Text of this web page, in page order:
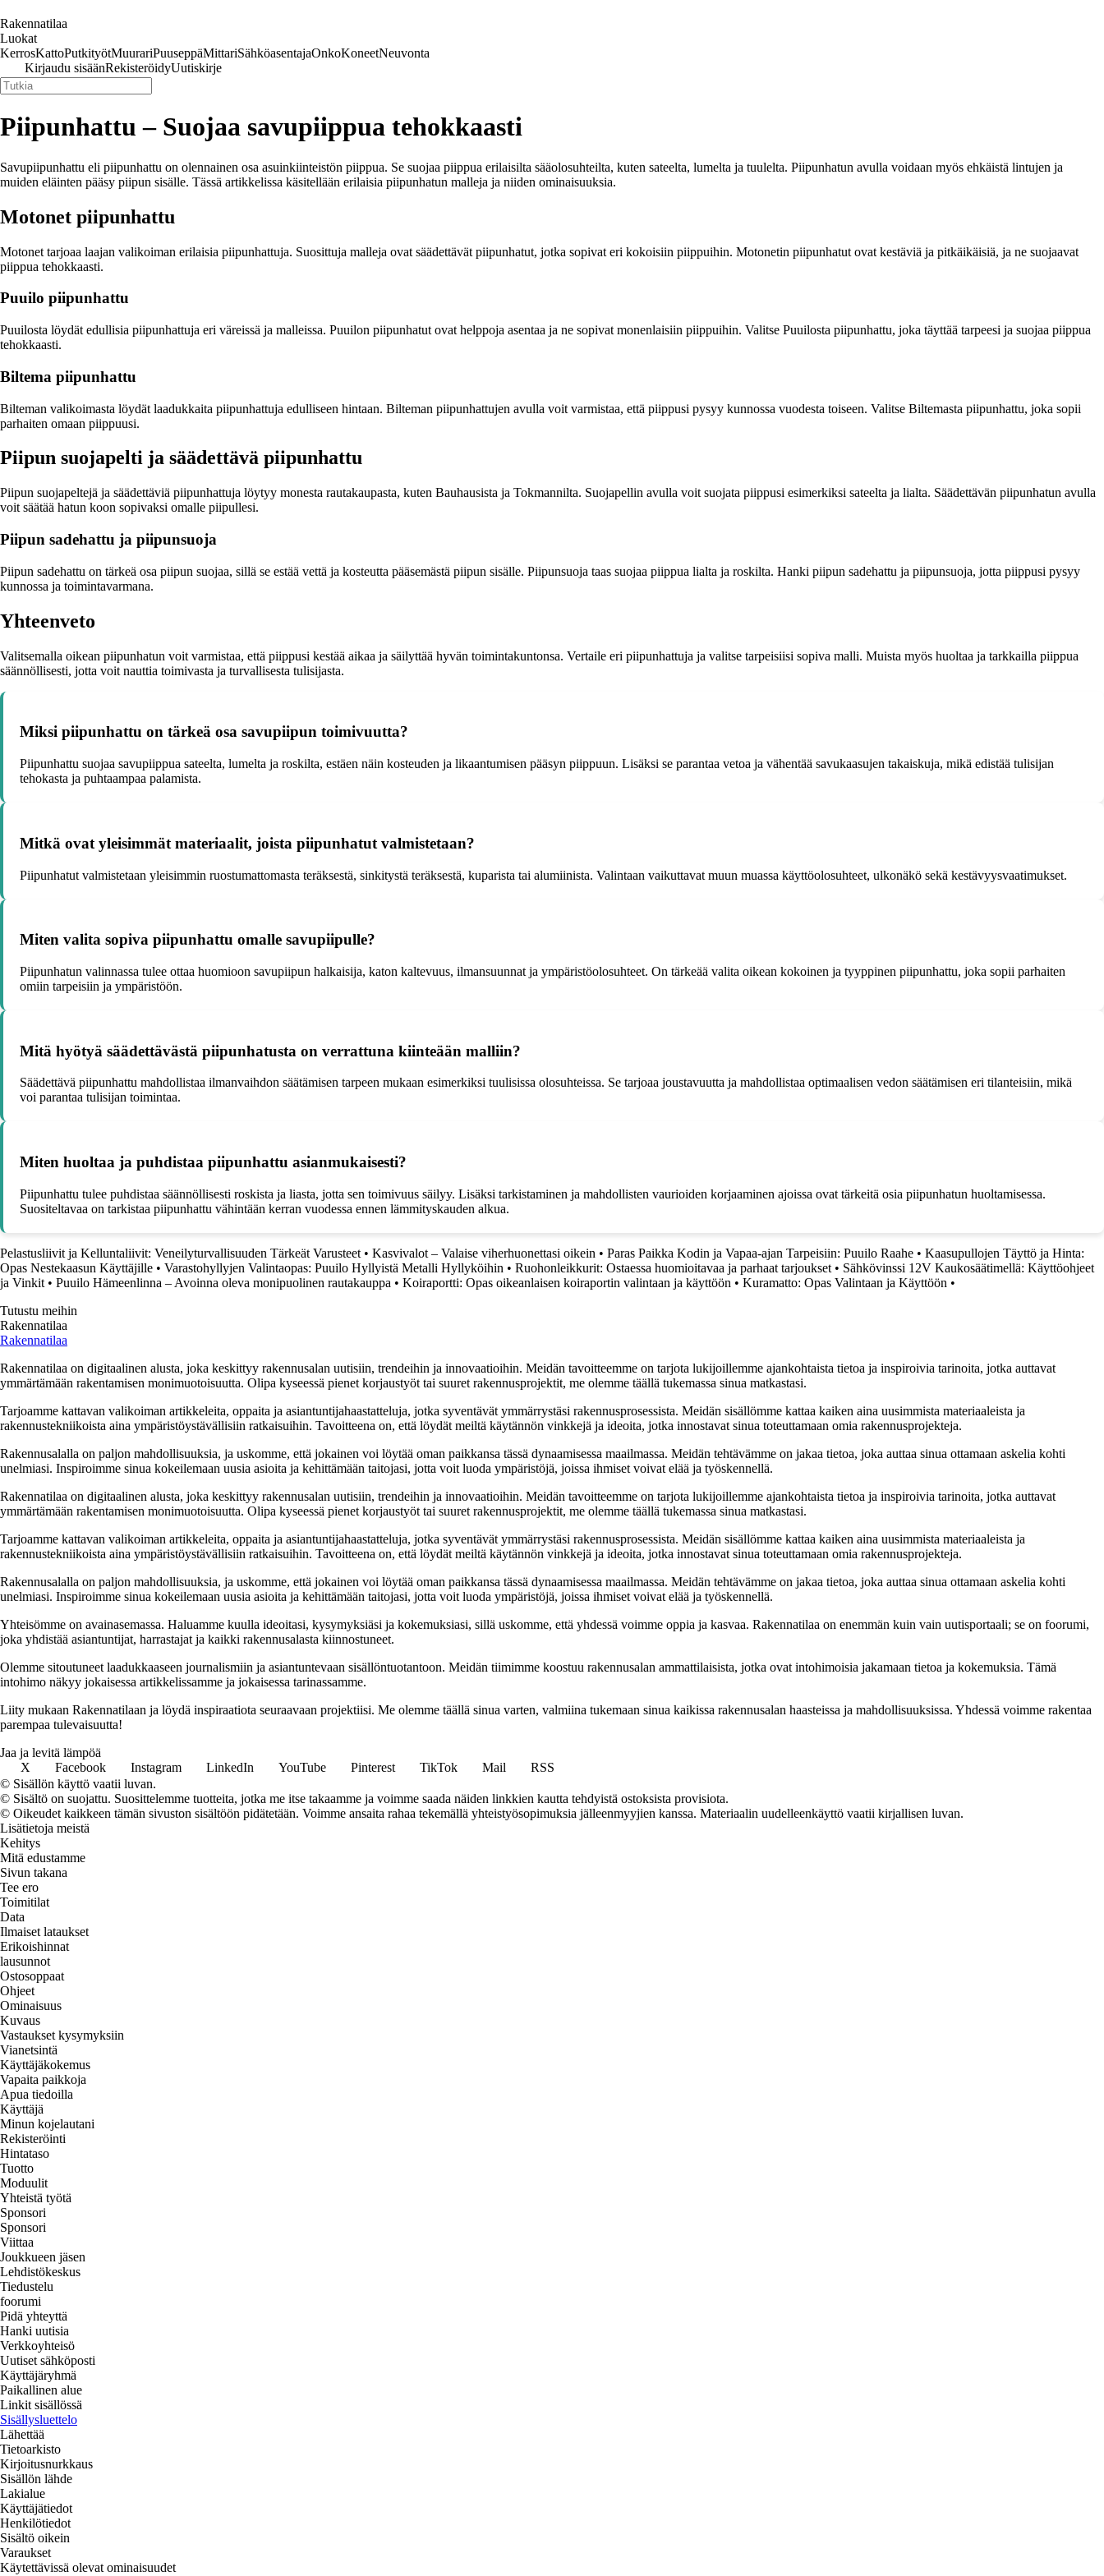
Rakennatilaa
Luokat
KerrosKattoPutkityötMuurariPuuseppäMittariSähköasentajaOnkoKoneetNeuvonta
Kirjaudu sisäänRekisteröidyUutiskirje
Piipunhattu – Suojaa savupiippua tehokkaasti
Savupiipunhattu eli piipunhattu on olennainen osa asuinkiinteistön piippua. Se suojaa piippua erilaisilta sääolosuhteilta, kuten sateelta, lumelta ja tuulelta. Piipunhatun avulla voidaan myös ehkäistä lintujen ja
muiden eläinten pääsy piipun sisälle. Tässä artikkelissa käsitellään erilaisia piipunhatun malleja ja niiden ominaisuuksia.
Motonet piipunhattu
Motonet tarjoaa laajan valikoiman erilaisia piipunhattuja. Suosittuja malleja ovat säädettävät piipunhatut, jotka sopivat eri kokoisiin piippuihin. Motonetin piipunhatut ovat kestäviä ja pitkäikäisiä, ja ne suojaavat
piippua tehokkaasti.
Puuilo piipunhattu
Puuilosta löydät edullisia piipunhattuja eri väreissä ja malleissa. Puuilon piipunhatut ovat helppoja asentaa ja ne sopivat monenlaisiin piippuihin. Valitse Puuilosta piipunhattu, joka täyttää tarpeesi ja suojaa piippua
tehokkaasti.
Biltema piipunhattu
Bilteman valikoimasta löydät laadukkaita piipunhattuja edulliseen hintaan. Bilteman piipunhattujen avulla voit varmistaa, että piippusi pysyy kunnossa vuodesta toiseen. Valitse Biltemasta piipunhattu, joka sopii
parhaiten omaan piippuusi.
Piipun suojapelti ja säädettävä piipunhattu
Piipun suojapeltejä ja säädettäviä piipunhattuja löytyy monesta rautakaupasta, kuten Bauhausista ja Tokmannilta. Suojapellin avulla voit suojata piippusi esimerkiksi sateelta ja lialta. Säädettävän piipunhatun avulla
voit säätää hatun koon sopivaksi omalle piipullesi.
Piipun sadehattu ja piipunsuoja
Piipun sadehattu on tärkeä osa piipun suojaa, sillä se estää vettä ja kosteutta pääsemästä piipun sisälle. Piipunsuoja taas suojaa piippua lialta ja roskilta. Hanki piipun sadehattu ja piipunsuoja, jotta piippusi pysyy
kunnossa ja toimintavarmana.
Yhteenveto
Valitsemalla oikean piipunhatun voit varmistaa, että piippusi kestää aikaa ja säilyttää hyvän toimintakuntonsa. Vertaile eri piipunhattuja ja valitse tarpeisiisi sopiva malli. Muista myös huoltaa ja tarkkailla piippua
säännöllisesti, jotta voit nauttia toimivasta ja turvallisesta tulisijasta.
Miksi piipunhattu on tärkeä osa savupiipun toimivuutta?
Piipunhattu suojaa savupiippua sateelta, lumelta ja roskilta, estäen näin kosteuden ja likaantumisen pääsyn piippuun. Lisäksi se parantaa vetoa ja vähentää savukaasujen takaiskuja, mikä edistää tulisijan
tehokasta ja puhtaampaa palamista.
Mitkä ovat yleisimmät materiaalit, joista piipunhatut valmistetaan?
Piipunhatut valmistetaan yleisimmin ruostumattomasta teräksestä, sinkitystä teräksestä, kuparista tai alumiinista. Valintaan vaikuttavat muun muassa käyttöolosuhteet, ulkonäkö sekä kestävyysvaatimukset.
Miten valita sopiva piipunhattu omalle savupiipulle?
Piipunhatun valinnassa tulee ottaa huomioon savupiipun halkaisija, katon kaltevuus, ilmansuunnat ja ympäristöolosuhteet. On tärkeää valita oikean kokoinen ja tyyppinen piipunhattu, joka sopii parhaiten
omiin tarpeisiin ja ympäristöön.
Mitä hyötyä säädettävästä piipunhatusta on verrattuna kiinteään malliin?
Säädettävä piipunhattu mahdollistaa ilmanvaihdon säätämisen tarpeen mukaan esimerkiksi tuulisissa olosuhteissa. Se tarjoaa joustavuutta ja mahdollistaa optimaalisen vedon säätämisen eri tilanteisiin, mikä
voi parantaa tulisijan toimintaa.
Miten huoltaa ja puhdistaa piipunhattu asianmukaisesti?
Piipunhattu tulee puhdistaa säännöllisesti roskista ja liasta, jotta sen toimivuus säilyy. Lisäksi tarkistaminen ja mahdollisten vaurioiden korjaaminen ajoissa ovat tärkeitä osia piipunhatun huoltamisessa.
Suositeltavaa on tarkistaa piipunhattu vähintään kerran vuodessa ennen lämmityskauden alkua.
Pelastusliivit ja Kelluntaliivit: Veneilyturvallisuuden Tärkeät Varusteet • Kasvivalot – Valaise viherhuonettasi oikein • Paras Paikka Kodin ja Vapaa-ajan Tarpeisiin: Puuilo Raahe • Kaasupullojen Täyttö ja Hinta:
Opas Nestekaasun Käyttäjille • Varastohyllyjen Valintaopas: Puuilo Hyllyistä Metalli Hyllyköihin • Ruohonleikkurit: Ostaessa huomioitavaa ja parhaat tarjoukset • Sähkövinssi 12V Kaukosäätimellä: Käyttöohjeet
ja Vinkit • Puuilo Hämeenlinna – Avoinna oleva monipuolinen rautakauppa • Koiraportti: Opas oikeanlaisen koiraportin valintaan ja käyttöön • Kuramatto: Opas Valintaan ja Käyttöön •
Tutustu meihin
Rakennatilaa
Rakennatilaa
Rakennatilaa on digitaalinen alusta, joka keskittyy rakennusalan uutisiin, trendeihin ja innovaatioihin. Meidän tavoitteemme on tarjota lukijoillemme ajankohtaista tietoa ja inspiroivia tarinoita, jotka auttavat
ymmärtämään rakentamisen monimuotoisuutta. Olipa kyseessä pienet korjaustyöt tai suuret rakennusprojektit, me olemme täällä tukemassa sinua matkastasi.
Tarjoamme kattavan valikoiman artikkeleita, oppaita ja asiantuntijahaastatteluja, jotka syventävät ymmärrystäsi rakennusprosessista. Meidän sisällömme kattaa kaiken aina uusimmista materiaaleista ja
rakennustekniikoista aina ympäristöystävällisiin ratkaisuihin. Tavoitteena on, että löydät meiltä käytännön vinkkejä ja ideoita, jotka innostavat sinua toteuttamaan omia rakennusprojekteja.
Rakennusalalla on paljon mahdollisuuksia, ja uskomme, että jokainen voi löytää oman paikkansa tässä dynaamisessa maailmassa. Meidän tehtävämme on jakaa tietoa, joka auttaa sinua ottamaan askelia kohti
unelmiasi. Inspiroimme sinua kokeilemaan uusia asioita ja kehittämään taitojasi, jotta voit luoda ympäristöjä, joissa ihmiset voivat elää ja työskennellä.
Rakennatilaa on digitaalinen alusta, joka keskittyy rakennusalan uutisiin, trendeihin ja innovaatioihin. Meidän tavoitteemme on tarjota lukijoillemme ajankohtaista tietoa ja inspiroivia tarinoita, jotka auttavat
ymmärtämään rakentamisen monimuotoisuutta. Olipa kyseessä pienet korjaustyöt tai suuret rakennusprojektit, me olemme täällä tukemassa sinua matkastasi.
Tarjoamme kattavan valikoiman artikkeleita, oppaita ja asiantuntijahaastatteluja, jotka syventävät ymmärrystäsi rakennusprosessista. Meidän sisällömme kattaa kaiken aina uusimmista materiaaleista ja
rakennustekniikoista aina ympäristöystävällisiin ratkaisuihin. Tavoitteena on, että löydät meiltä käytännön vinkkejä ja ideoita, jotka innostavat sinua toteuttamaan omia rakennusprojekteja.
Rakennusalalla on paljon mahdollisuuksia, ja uskomme, että jokainen voi löytää oman paikkansa tässä dynaamisessa maailmassa. Meidän tehtävämme on jakaa tietoa, joka auttaa sinua ottamaan askelia kohti
unelmiasi. Inspiroimme sinua kokeilemaan uusia asioita ja kehittämään taitojasi, jotta voit luoda ympäristöjä, joissa ihmiset voivat elää ja työskennellä.
Yhteisömme on avainasemassa. Haluamme kuulla ideoitasi, kysymyksiäsi ja kokemuksiasi, sillä uskomme, että yhdessä voimme oppia ja kasvaa. Rakennatilaa on enemmän kuin vain uutisportaali; se on foorumi,
joka yhdistää asiantuntijat, harrastajat ja kaikki rakennusalasta kiinnostuneet.
Olemme sitoutuneet laadukkaaseen journalismiin ja asiantuntevaan sisällöntuotantoon. Meidän tiimimme koostuu rakennusalan ammattilaisista, jotka ovat intohimoisia jakamaan tietoa ja kokemuksia. Tämä
intohimo näkyy jokaisessa artikkelissamme ja jokaisessa tarinassamme.
Liity mukaan Rakennatilaan ja löydä inspiraatiota seuraavaan projektiisi. Me olemme täällä sinua varten, valmiina tukemaan sinua kaikissa rakennusalan haasteissa ja mahdollisuuksissa. Yhdessä voimme rakentaa
parempaa tulevaisuutta!
Jaa ja levitä lämpöä
X
Facebook Instagram LinkedIn YouTube Pinterest TikTok Mail
RSS
© Sisällön käyttö vaatii luvan.
© Sisältö on suojattu. Suosittelemme tuotteita, jotka me itse takaamme ja voimme saada näiden linkkien kautta tehdyistä ostoksista provisiota.
© Oikeudet kaikkeen tämän sivuston sisältöön pidätetään. Voimme ansaita rahaa tekemällä yhteistyösopimuksia jälleenmyyjien kanssa. Materiaalin uudelleenkäyttö vaatii kirjallisen luvan.
Lisätietoja meistä
Kehitys
Mitä edustamme
Sivun takana
Tee ero
Toimitilat
Data
Ilmaiset lataukset
Erikoishinnat
lausunnot
Ostosoppaat
Ohjeet
Ominaisuus
Kuvaus
Vastaukset kysymyksiin
Vianetsintä
Käyttäjäkokemus
Vapaita paikkoja
Apua tiedoilla
Käyttäjä
Minun kojelautani
Rekisteröinti
Hintataso
Tuotto
Moduulit
Yhteistä työtä
Sponsori
Sponsori
Viittaa
Joukkueen jäsen
Lehdistökeskus
Tiedustelu
foorumi
Pidä yhteyttä
Hanki uutisia
Verkkoyhteisö
Uutiset sähköposti
Käyttäjäryhmä
Paikallinen alue
Linkit sisällössä
Sisällysluettelo
Lähettää
Tietoarkisto
Kirjoitusnurkkaus
Sisällön lähde
Lakialue
Käyttäjätiedot
Henkilötiedot
Sisältö oikein
Varaukset
Käytettävissä olevat ominaisuudet